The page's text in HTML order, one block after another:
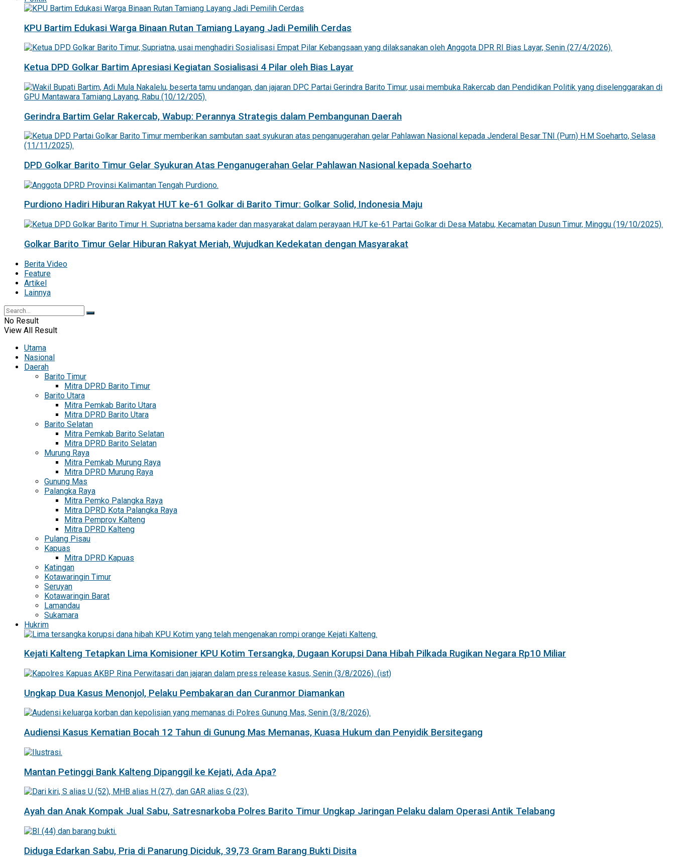
KPU Bartim Edukasi Warga Binaan Rutan Tamiang Layang Jadi Pemilih Cerdas
Ketua DPD Golkar Bartim Apresiasi Kegiatan Sosialisasi 4 Pilar oleh Bias Layar
Gerindra Bartim Gelar Rakercab, Wabup: Perannya Strategis dalam Pembangunan Daerah
DPD Golkar Barito Timur Gelar Syukuran Atas Penganugerahan Gelar Pahlawan Nasional kepada Soeharto
Purdiono Hadiri Hiburan Rakyat HUT ke-61 Golkar di Barito Timur: Golkar Solid, Indonesia Maju
Golkar Barito Timur Gelar Hiburan Rakyat Meriah, Wujudkan Kedekatan dengan Masyarakat
Berita Video
Feature
Artikel
Lainnya
No Result
View All Result
Utama
Nasional
Daerah
Barito Timur
Mitra DPRD Barito Timur
Barito Utara
Mitra Pemkab Barito Utara
Mitra DPRD Barito Utara
Barito Selatan
Mitra Pemkab Barito Selatan
Mitra DPRD Barito Selatan
Murung Raya
Mitra Pemkab Murung Raya
Mitra DPRD Murung Raya
Gunung Mas
Palangka Raya
Mitra Pemko Palangka Raya
Mitra DPRD Kota Palangka Raya
Mitra Pemprov Kalteng
Mitra DPRD Kalteng
Pulang Pisau
Kapuas
Mitra DPRD Kapuas
Katingan
Kotawaringin Timur
Seruyan
Kotawaringin Barat
Lamandau
Sukamara
Hukrim
Kejati Kalteng Tetapkan Lima Komisioner KPU Kotim Tersangka, Dugaan Korupsi Dana Hibah Pilkada Rugikan Negara Rp10 Miliar
Ungkap Dua Kasus Menonjol, Pelaku Pembakaran dan Curanmor Diamankan
Audiensi Kasus Kematian Bocah 12 Tahun di Gunung Mas Memanas, Kuasa Hukum dan Penyidik Bersitegang
Mantan Petinggi Bank Kalteng Dipanggil ke Kejati, Ada Apa?
Ayah dan Anak Kompak Jual Sabu, Satresnarkoba Polres Barito Timur Ungkap Jaringan Pelaku dalam Operasi Antik Telabang
Diduga Edarkan Sabu, Pria di Panarung Diciduk, 39,73 Gram Barang Bukti Disita